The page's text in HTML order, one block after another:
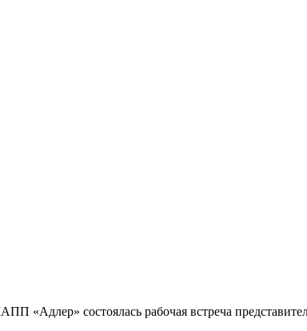
«Адлер» состоялась рабочая встреча